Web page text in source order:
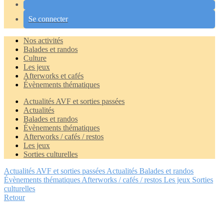
Se connecter
Nos activités
Balades et randos
Culture
Les jeux
Afterworks et cafés
Évènements thématiques
Actualités AVF et sorties passées
Actualités
Balades et randos
Évènements thématiques
Afterworks / cafés / restos
Les jeux
Sorties culturelles
Actualités AVF et sorties passées Actualités Balades et randos
Évènements thématiques Afterworks / cafés / restos Les jeux Sorties
culturelles
Retour